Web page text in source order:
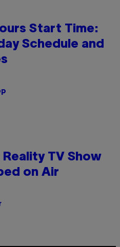
Start Time:
Schedule and
TV Show
on Air